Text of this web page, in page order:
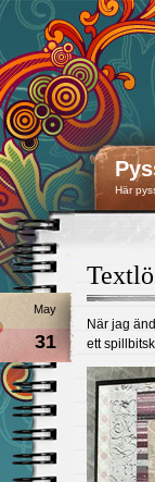
Här
May
31
När jag
ett